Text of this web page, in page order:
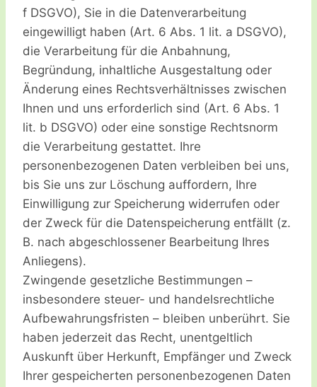
f DSGVO), Sie in die Datenverarbeitung
eingewilligt haben (Art. 6 Abs. 1 lit. a DSGVO),
die Verarbeitung für die Anbahnung,
Begründung, inhaltliche Ausgestaltung oder
Änderung eines Rechtsverhältnisses zwischen
Ihnen und uns erforderlich sind (Art. 6 Abs. 1
lit. b DSGVO) oder eine sonstige Rechtsnorm
die Verarbeitung gestattet. Ihre
personenbezogenen Daten verbleiben bei uns,
bis Sie uns zur Löschung auffordern, Ihre
Einwilligung zur Speicherung widerrufen oder
der Zweck für die Datenspeicherung entfällt (z.
B. nach abgeschlossener Bearbeitung Ihres
Anliegens).
Zwingende gesetzliche Bestimmungen –
insbesondere steuer- und handelsrechtliche
Aufbewahrungsfristen – bleiben unberührt. Sie
haben jederzeit das Recht, unentgeltlich
Auskunft über Herkunft, Empfänger und Zweck
Ihrer gespeicherten personenbezogenen Daten